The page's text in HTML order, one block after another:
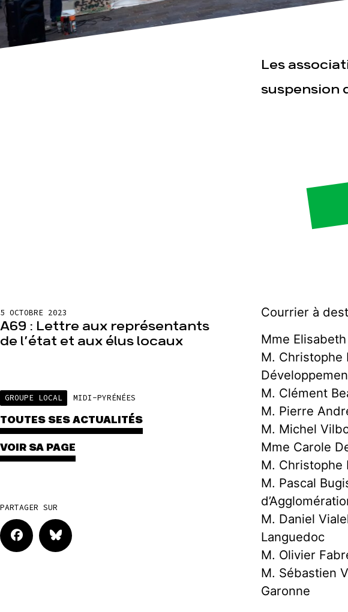
Les
suspension
5 OCTOBRE 2023
A69 : Lettre aux représentants
de l’état et aux élus locaux
GROUPE LOCAL MIDI-PYRÉNÉES
TOUTES SES ACTUALITÉS
VOIR SA PAGE
PARTAGER SUR
Courrier à
Mme
M. Christophe
M. Clément
M. Pierre
M. Michel
Mme Carole
M. Christophe
M. Pascal
M. Daniel
Languedoc
M. Olivier
M. Sébastien
Garonne